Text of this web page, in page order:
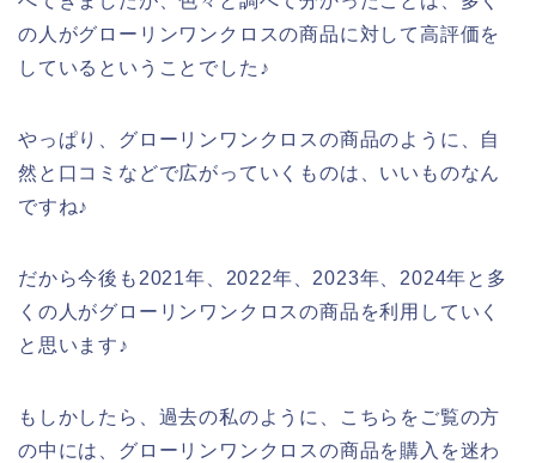
の人がグローリンワンクロスの商品に対して高評価を
しているということでした♪
やっぱり、グローリンワンクロスの商品のように、自
然と口コミなどで広がっていくものは、いいものなん
ですね♪
だから今後も2021年、2022年、2023年、2024年と多
くの人がグローリンワンクロスの商品を利用していく
と思います♪
もしかしたら、過去の私のように、こちらをご覧の方
の中には、グローリンワンクロスの商品を購入を迷わ